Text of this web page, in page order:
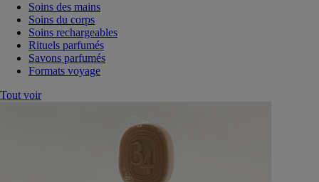
Soins des mains
Soins du corps
Soins rechargeables
Rituels parfumés
Savons parfumés
Formats voyage
Tout voir